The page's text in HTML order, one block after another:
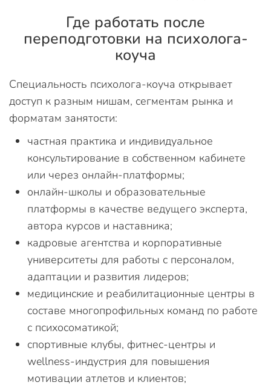
Где работать после
переподготовки на психолога-
коуча
Специальность психолога-коуча открывает
доступ к разным нишам, сегментам рынка и
форматам занятости:
частная практика и индивидуальное
консультирование в собственном кабинете
или через онлайн-платформы;
онлайн-школы и образовательные
платформы в качестве ведущего эксперта,
автора курсов и наставника;
кадровые агентства и корпоративные
университеты для работы с персоналом,
адаптации и развития лидеров;
медицинские и реабилитационные центры в
составе многопрофильных команд по работе
с психосоматикой;
спортивные клубы, фитнес-центры и
wellness-индустрия для повышения
мотивации атлетов и клиентов;